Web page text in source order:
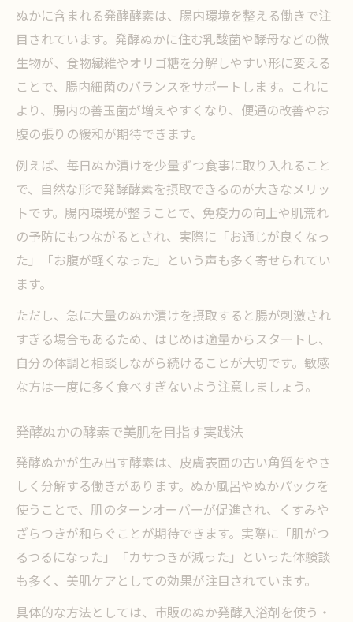
ぬかに含まれる発酵酵素は、腸内環境を整える働きで注
目されています。発酵ぬかに住む乳酸菌や酵母などの微
生物が、食物繊維やオリゴ糖を分解しやすい形に変える
ことで、腸内細菌のバランスをサポートします。これに
より、腸内の善玉菌が増えやすくなり、便通の改善やお
腹の張りの緩和が期待できます。
例えば、毎日ぬか漬けを少量ずつ食事に取り入れること
で、自然な形で発酵酵素を摂取できるのが大きなメリッ
トです。腸内環境が整うことで、免疫力の向上や肌荒れ
の予防にもつながるとされ、実際に「お通じが良くなっ
た」「お腹が軽くなった」という声も多く寄せられてい
ます。
ただし、急に大量のぬか漬けを摂取すると腸が刺激され
すぎる場合もあるため、はじめは適量からスタートし、
自分の体調と相談しながら続けることが大切です。敏感
な方は一度に多く食べすぎないよう注意しましょう。
発酵ぬかの酵素で美肌を目指す実践法
発酵ぬかが生み出す酵素は、皮膚表面の古い角質をやさ
しく分解する働きがあります。ぬか風呂やぬかパックを
使うことで、肌のターンオーバーが促進され、くすみや
ざらつきが和らぐことが期待できます。実際に「肌がつ
るつるになった」「カサつきが減った」といった体験談
も多く、美肌ケアとしての効果が注目されています。
具体的な方法としては、市販のぬか発酵入浴剤を使う・